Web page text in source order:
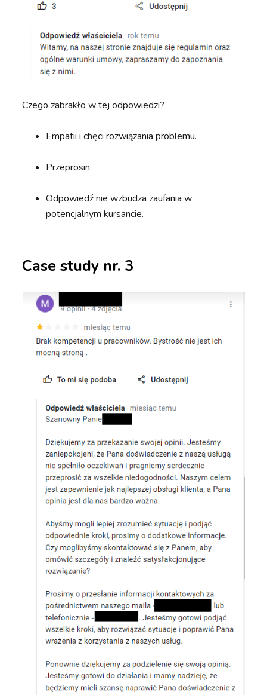
Czego zabrakło w tej odpowiedzi?
Empatii i chęci rozwiązania problemu.
Przeprosin.
Odpowiedź nie wzbudza zaufania w
potencjalnym kursancie.
Case study nr. 3